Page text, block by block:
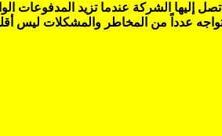
الشركة عندما تزيد المدفوعات
عدداً من المخاطر والمشكلات ليس